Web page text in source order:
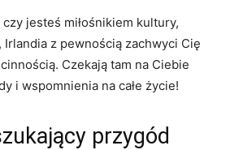
⁣jesteś miłośnikiem ⁤kultury,
z pewnością zachwyci ‌Cię
Czekają tam na Ciebie
i wspomnienia⁤ na całe życie!
przygód